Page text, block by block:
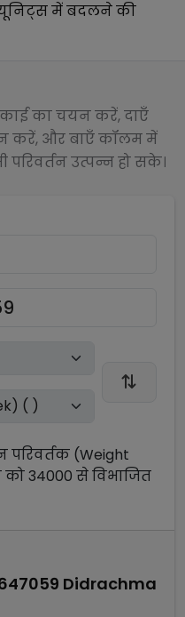
में बदलने की
का चयन करें, दाएँ
करें, और बाएँ कॉलम में
उत्पन्न हो सके।
परिवर्तक (Weight
को34000 सेविभाजित
Didrachma